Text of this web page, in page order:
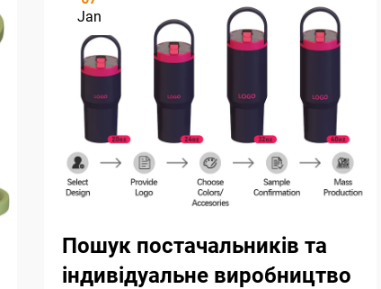
Jan
Пошук постачальників та
індивідуальне виробництво